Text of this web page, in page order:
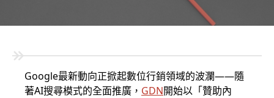
Google最新動向正掀起數位行銷領域的波瀾——隨
著AI搜尋模式的全面推廣， GDN開始以「贊助內